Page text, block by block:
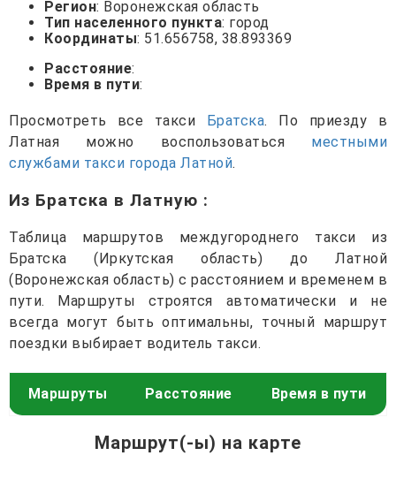
Регион: Воронежская область
Тип населенного пункта: город
Координаты: 51.656758, 38.893369
Расстояние:
Время в пути:
Просмотреть все такси Братска. По приезду в
Латная можно воспользоваться местными
службами такси города Латной.
Из Братска в Латную :
Таблица маршрутов междугороднего такси из
Братска (Иркутская область) до Латной
(Воронежская область) с расстоянием и временем в
пути. Маршруты строятся автоматически и не
всегда могут быть оптимальны, точный маршрут
поездки выбирает водитель такси.
Маршруты Расстояние Время в пути
Маршрут(-ы) на карте